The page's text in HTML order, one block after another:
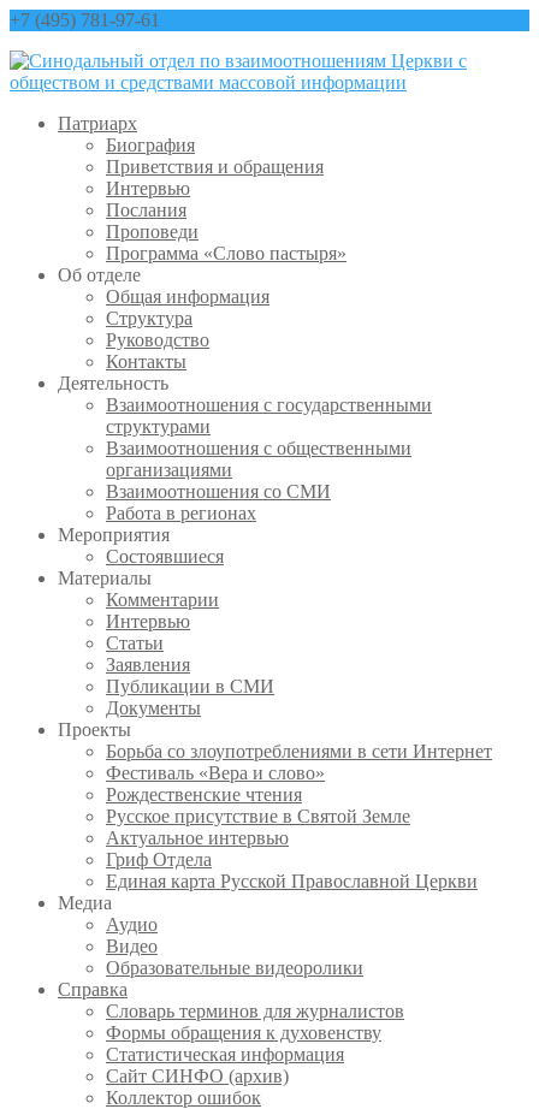
+7 (495) 781-97-61
Патриарх
Биография
Приветствия и обращения
Интервью
Послания
Проповеди
Программа «Слово пастыря»
Об отделе
Общая информация
Структура
Руководство
Контакты
Деятельность
Взаимоотношения с государственными
структурами
Взаимоотношения с общественными
организациями
Взаимоотношения со СМИ
Работа в регионах
Мероприятия
Состоявшиеся
Материалы
Комментарии
Интервью
Статьи
Заявления
Публикации в СМИ
Документы
Проекты
Борьба со злоупотреблениями в сети Интернет
Фестиваль «Вера и слово»
Рождественские чтения
Русское присутствие в Святой Земле
Актуальное интервью
Гриф Отдела
Единая карта Русской Православной Церкви
Медиа
Аудио
Видео
Образовательные видеоролики
Справка
Словарь терминов для журналистов
Формы обращения к духовенству
Статистическая информация
Сайт СИНФО (архив)
Коллектор ошибок